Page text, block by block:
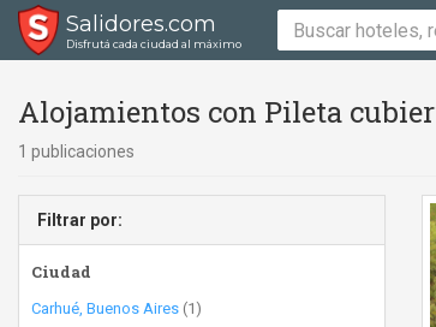
Salidores.com
Disfrutá cada ciudad al máximo
Alojamientos con Pileta
1 publicaciones
Filtrar por:
Ciudad
Carhué, Buenos Aires (1)